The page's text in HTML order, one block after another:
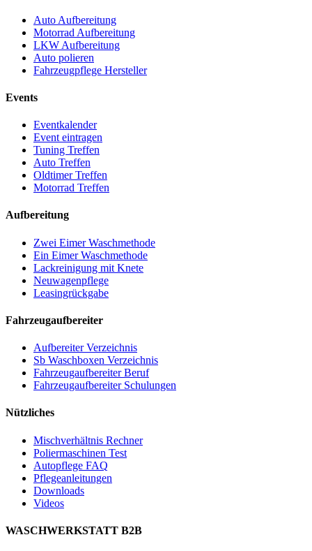
Auto Aufbereitung
Motorrad Aufbereitung
LKW Aufbereitung
Auto polieren
Fahrzeugpflege Hersteller
Events
Eventkalender
Event eintragen
Tuning Treffen
Auto Treffen
Oldtimer Treffen
Motorrad Treffen
Aufbereitung
Zwei Eimer Waschmethode
Ein Eimer Waschmethode
Lackreinigung mit Knete
Neuwagenpflege
Leasingrückgabe
Fahrzeugaufbereiter
Aufbereiter Verzeichnis
Sb Waschboxen Verzeichnis
Fahrzeugaufbereiter Beruf
Fahrzeugaufbereiter Schulungen
Nützliches
Mischverhältnis Rechner
Poliermaschinen Test
Autopflege FAQ
Pflegeanleitungen
Downloads
Videos
WASCHWERKSTATT B2B